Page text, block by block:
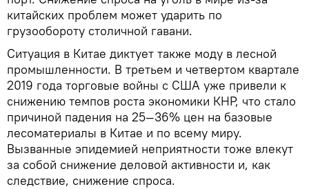
китайских проблем может ударить по
грузообороту столичной гавани.
Ситуация в Китае диктует также моду в лесной
промышленности. В третьем и четвертом квартале
2019 года торговые войны с США уже привели к
снижению темпов роста экономики КНР, что стало
причиной падения на 25—36% цен на базовые
лесоматериалы в Китае и по всему миру.
Вызванные эпидемией неприятности тоже влекут
за собой снижение деловой активности и, как
следствие, снижение спроса.